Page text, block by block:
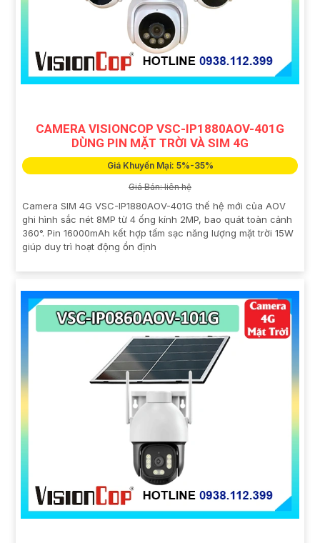
CAMERA VISIONCOP VSC-IP1880AOV-401G
DÙNG PIN MẶT TRỜI VÀ SIM 4G
Giá Khuyến Mại: 5%-35%
Giá Bán: liên hệ
Camera SIM 4G VSC-IP1880AOV-401G thế hệ mới của AOV
ghi hình sắc nét 8MP từ 4 ống kính 2MP, bao quát toàn cảnh
360°. Pin 16000mAh kết hợp tấm sạc năng lượng mặt trời 15W
giúp duy trì hoạt động ổn định